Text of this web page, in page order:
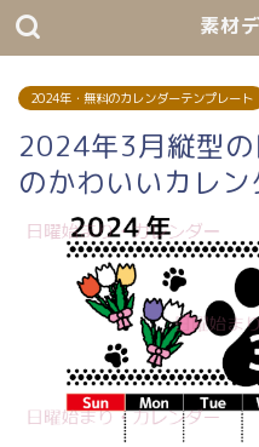
素材
2024年・無料のカレンダーテンプレート
2024年3月縦型
のかわいいカレン